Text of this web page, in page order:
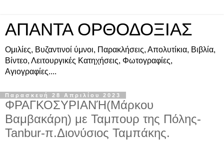
ΑΠΑΝΤΑ ΟΡΘΟΔΟΞΙΑΣ
Ομιλίες, Βυζαντινοί ύμνοι, Παρακλήσεις, Απολυτίκια, Βιβλία,
Βίντεο, Λειτουργικές Κατηχήσεις, Φωτογραφίες,
Αγιογραφίες....
Παρασκευή 28 Απριλίου 2023
ΦΡΑΓΚΟΣΥΡΙΑΝΉ(Μάρκου
Βαμβακάρη) με Ταμπουρ της Πόλης-
Tanbur-π.Διονύσιος Ταμπάκης.